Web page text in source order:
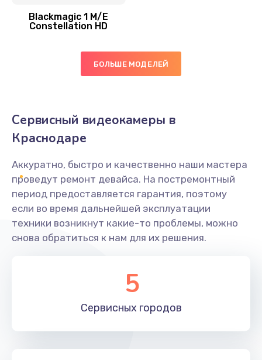
Blackmagic 1 M/E
Constellation HD
БОЛЬШЕ МОДЕЛЕЙ
Сервисный видеокамеры в
Краснодаре
Аккуратно, быстро и качественно наши мастера
проведут ремонт девайса. На постремонтный
период предоставляется гарантия, поэтому
если во время дальнейшей эксплуатации
техники возникнут какие-то проблемы, можно
снова обратиться к нам для их решения.
5
Сервисных городов